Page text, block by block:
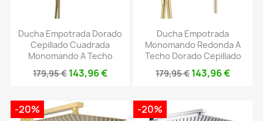
Ducha Empotrada Dorado
Cepillado Cuadrada
Monomando A Techo
179,95 € 143,96 €
Ducha Empotrada
Monomando Redonda A
Techo Dorado Cepillado
179,95 € 143,96 €
-20% -20%